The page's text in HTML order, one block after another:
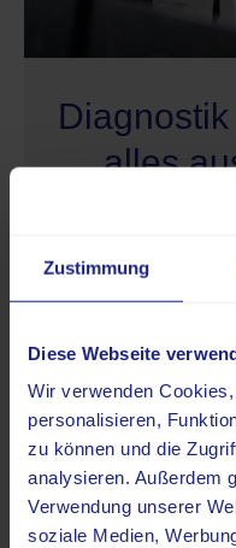
Zustimmung
Diese Webseite
Wir verwenden
personalisieren,
zu können und die
analysieren. Außerdem
Verwendung unserer
soziale Medien,
alles
Wir führen alles
als Patienten: ein
gesamte
Behandlungen
unserem
fließende
Diagnose
bestmögliche